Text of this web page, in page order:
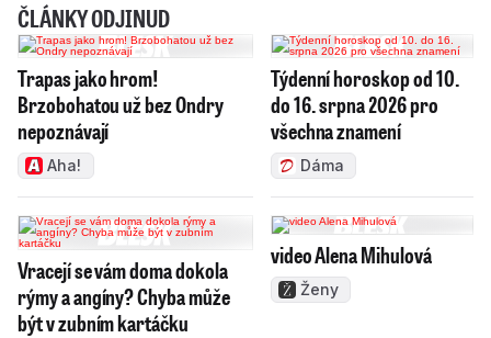
ČLÁNKY ODJINUD
Trapas jako hrom!
Brzobohatou už bez Ondry
nepoznávají
Aha!
Týdenní horoskop od 10.
do 16. srpna 2026 pro
všechna znamení
Dáma
Vracejí se vám doma dokola
rýmy a angíny? Chyba může
být v zubním kartáčku
video Alena Mihulová
Ženy